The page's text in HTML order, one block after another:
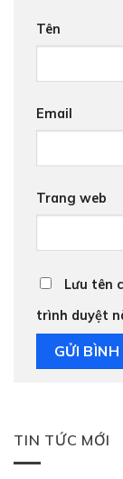
Tên
Email
Trang web
Lưu tên
trình duyệt
TIN TỨC MỚI